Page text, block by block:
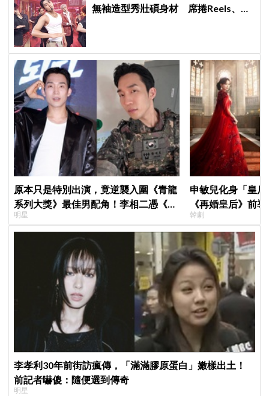
無袖造型秀壯碩身材 席捲Reels、
原本只是特別出演，竟逆襲入圍《青龍
系列大獎》最佳男配角！李相二憑《菜
鳥伙房兵》黃錫浩寫下「最強特別出
演」傳奇
明星
申敏兒化身「皇
《再婚皇后》前
＋豪華主演陣容
韓劇
李孝利30年前街訪瘋傳，「滿滿膠原蛋白」嫩樣出土！
前記者嚇傻：隨便選到傳奇
明星